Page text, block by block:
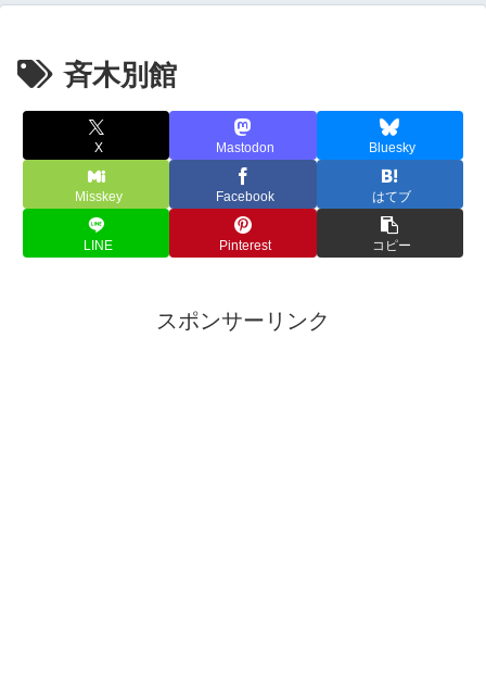
斉木別館
X Mastodon Bluesky
Misskey Facebook はてブ
LINE Pinterest コピー
スポンサーリンク